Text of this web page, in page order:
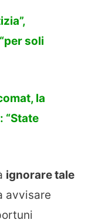
soli
la
“State
ignorare tale
avvisare